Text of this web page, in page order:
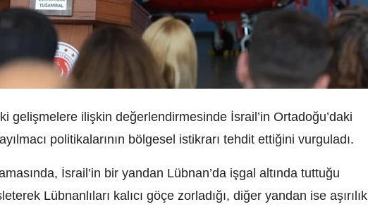
gelişmelere ilişkin değerlendirmesinde İsrail’in Ortadoğu’daki
politikalarının bölgesel istikrarı tehdit ettiğini vurguladı.
İsrail’in bir yandan Lübnan’da işgal altında tuttuğu
Lübnanlıları kalıcı göçe zorladığı, diğer yandan ise aşırılık